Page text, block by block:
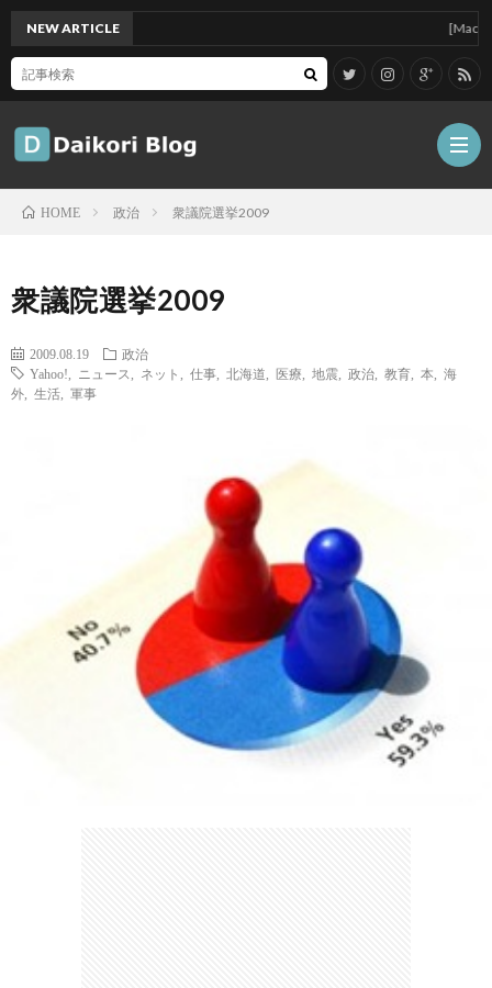
NEW ARTICLE [Mac]Mac
HOME 政治 衆議院選挙2009
衆議院選挙2009
2009.08.19
政治
Yahoo!
ニュース ネット 仕事 北海道 医療 地震 政治 教育 本
海
外
生活 軍事